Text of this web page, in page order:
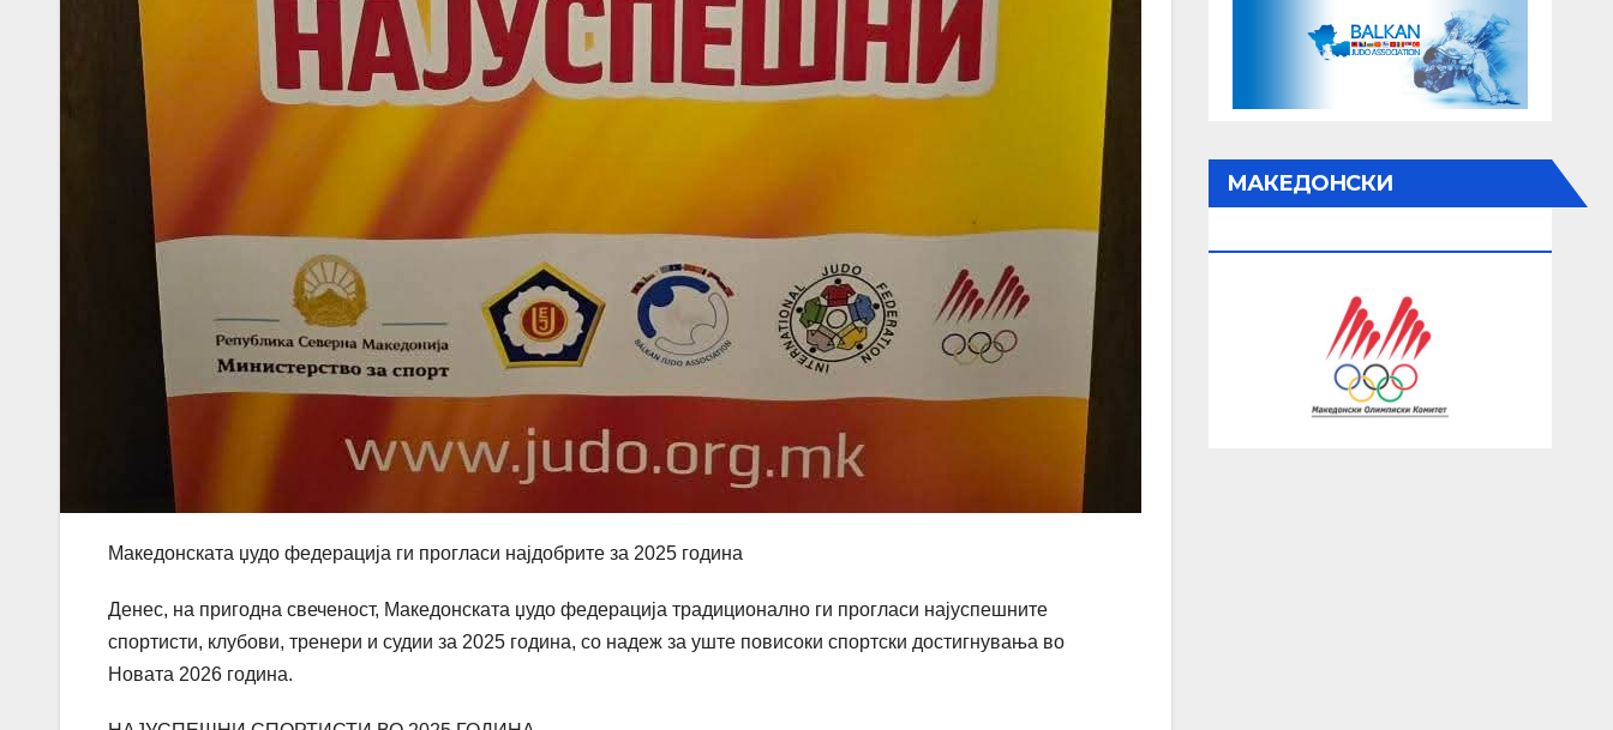
Македонската џудо федерација ги прогласи најдобрите за 2025 година
Денес, на пригодна свеченост, Македонската џудо федерација традиционално ги прогласи најуспешните
спортисти, клубови, тренери и судии за 2025 година, со надеж за уште повисоки спортски достигнувања во
Новата 2026 година.
МАКЕДОНСКИ